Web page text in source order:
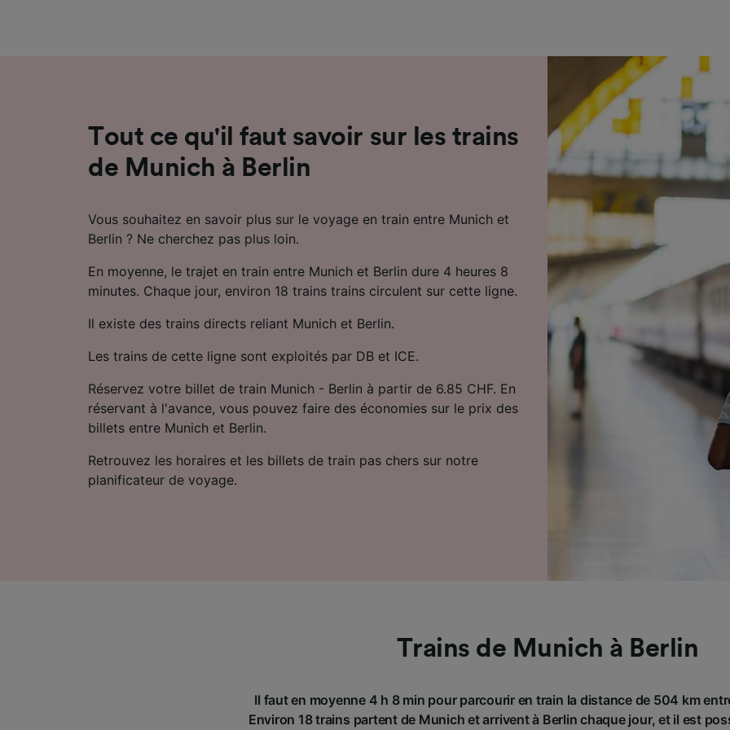
Tout ce qu'il faut savoir sur les trains
de Munich à Berlin
Vous souhaitez en savoir plus sur le voyage en train entre Munich et
Berlin ? Ne cherchez pas plus loin.
En moyenne, le trajet en train entre Munich et Berlin dure 4 heures 8
minutes. Chaque jour, environ 18 trains trains circulent sur cette ligne.
Il existe des trains directs reliant Munich et Berlin.
Les trains de cette ligne sont exploités par DB et ICE.
Réservez votre billet de train Munich - Berlin à partir de 6.85 CHF. En
réservant à l'avance, vous pouvez faire des économies sur le prix des
billets entre Munich et Berlin.
Retrouvez les horaires et les billets de train pas chers sur notre
planificateur de voyage.
Trains de Munich à Berlin
Il faut en moyenne 4 h 8 min pour parcourir en train la distance de 504 km
Environ 18 trains partent de Munich et arrivent à Berlin chaque jour, et il est